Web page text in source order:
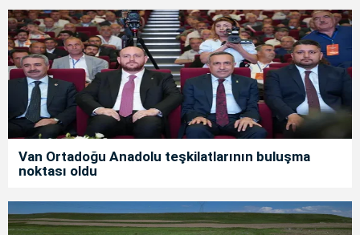
Van Ortadoğu Anadolu teşkilatlarının buluşma
noktası oldu